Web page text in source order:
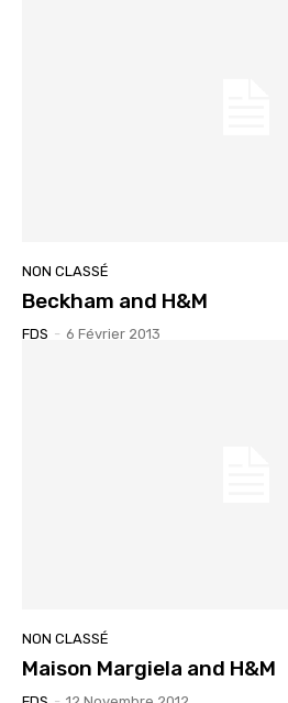
NON CLASSÉ
Beckham and H&M
FDS - 6 Février 2013
NON CLASSÉ
Maison Margiela and H&M